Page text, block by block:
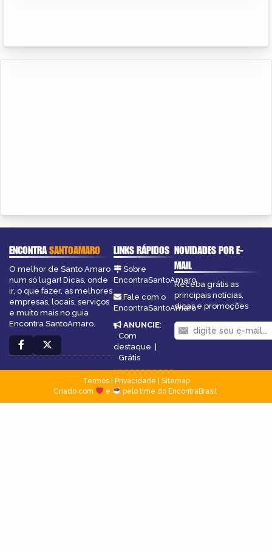
ENCONTRASANTOAMARO
O melhor de Santo Amaro
num só lugar! Dicas, onde
ir, o que fazer, as melhores
empresas, locais, serviços
e muito mais no guia
Encontra SantoAmaro.
LINKS RÁPIDOS
Sobre
EncontraSantoAmaro
Fale com o
EncontraSantoAmaro
ANUNCIE:
Com
destaque |
Grátis
NOVIDADES POR E-
MAIL
Receba grátis as
principais notícias,
dicas e promoções
Termos| Privacidade
Sitemap
Criado com
e pelo time do EncontraBrasil